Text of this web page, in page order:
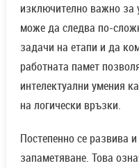
изключително важно за
може да следва по-
задачи на етапи и да
работната памет
интелектуални умения
на логически връзки.
Постепенно се развива
запаметяване. Това